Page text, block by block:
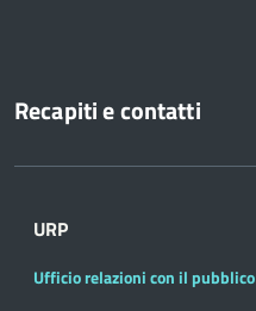
Recapiti e contatti
URP
Ufficio relazioni con il pubblico